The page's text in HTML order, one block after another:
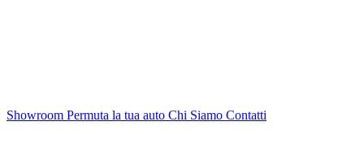
Showroom Permuta la tua auto Chi Siamo Contatti